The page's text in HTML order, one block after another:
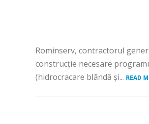
Rominserv, contractorul
construcţie necesare
(hidrocracare blândă şi... READ